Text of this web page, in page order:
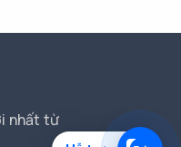
nhất từ